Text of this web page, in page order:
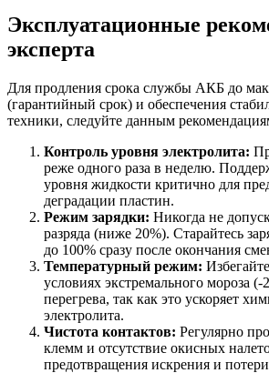
Эксплуатационные
эксперта
Для продления срока службы АКБ до
(гарантийный срок) и обеспечения
техники, следуйте данным
Контроль уровня электролита:
реже одного раза в неделю.
уровня жидкости критично для
деградации пластин.
Режим зарядки: Никогда не
разряда (ниже 20%). Старайтесь
до 100% сразу после окончания
Температурный режим:
условиях экстремального мороза
перегрева, так как это ускоряет
электролита.
Чистота контактов: Регулярно
клемм и отсутствие окисных
предотвращения искрения и